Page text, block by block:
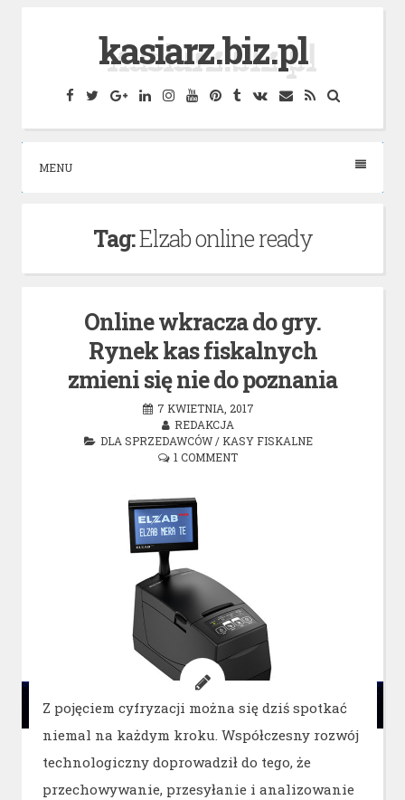
kasiarz.biz.pl
Facebook
TwitterGoogleLinkedinInstagram
YouTubePinterest
Tumblr
VK EmailRSS
MENU
Tag:Elzab online ready
Online wkracza do gry.
Rynek kas fiskalnych
zmieni się nie do poznania
7 KWIETNIA, 2017
REDAKCJA
DLA SPRZEDAWCÓW/ KASY FISKALNE
1 COMMENT
Z pojęciem cyfryzacji można się dziś spotkać
niemal na każdym kroku. Współczesny rozwój
technologiczny doprowadził do tego, że
przechowywanie, przesyłanie i analizowanie